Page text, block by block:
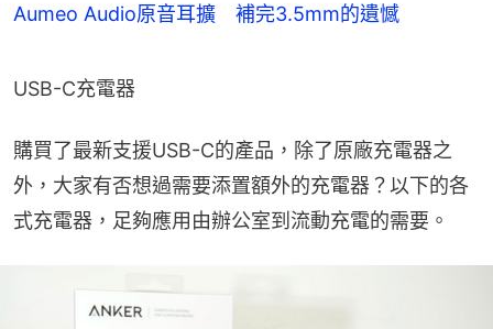
Aumeo Audio原音耳擴 補完3.5mm的遺憾
USB-C充電器
購買了最新支援USB-C的產品，除了原廠充電器之
外，大家有否想過需要添置額外的充電器？以下的各
式充電器，足夠應用由辦公室到流動充電的需要。